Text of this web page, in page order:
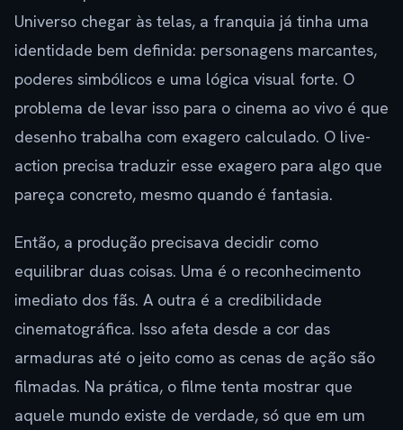
Universo chegar às telas, a franquia já tinha uma
identidade bem definida: personagens marcantes,
poderes simbólicos e uma lógica visual forte. O
problema de levar isso para o cinema ao vivo é que
desenho trabalha com exagero calculado. O live-
action precisa traduzir esse exagero para algo que
pareça concreto, mesmo quando é fantasia.
Então, a produção precisava decidir como
equilibrar duas coisas. Uma é o reconhecimento
imediato dos fãs. A outra é a credibilidade
cinematográfica. Isso afeta desde a cor das
armaduras até o jeito como as cenas de ação são
filmadas. Na prática, o filme tenta mostrar que
aquele mundo existe de verdade, só que em um